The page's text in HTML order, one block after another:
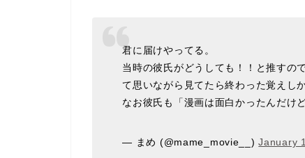
君に届けやってる。
当時の彼氏がどうしても！！と推すの
て思いながら見てたら終わった覚えしか
なお彼氏も「漫画は面白かったんだけ
— まめ (@mame_movie__)January